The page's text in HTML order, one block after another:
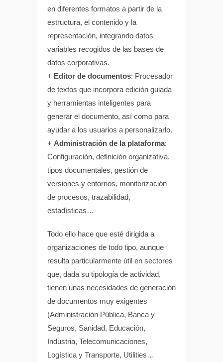
en diferentes formatos a partir de la
estructura, el contenido y la
representación, integrando datos
variables recogidos de las bases de
datos corporativas.
+ Editor de documentos: Procesador
de textos que incorpora edición guiada
y herramientas inteligentes para
generar el documento, así como para
ayudar a los usuarios a personalizarlo.
+ Administración de la plataforma:
Configuración, definición organizativa,
tipos documentales, gestión de
versiones y entornos, monitorización
de procesos, trazabilidad,
estadísticas…
Todo ello hace que esté dirigida a
organizaciones de todo tipo, aunque
resulta particularmente útil en sectores
que, dada su tipología de actividad,
tienen unas necesidades de generación
de documentos muy exigentes
(Administración Pública, Banca y
Seguros, Sanidad, Educación,
Industria, Telecomunicaciones,
Logística y Transporte, Utilities…